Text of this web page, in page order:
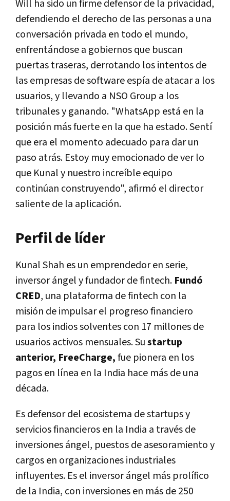
Will ha sido un firme defensor de la privacidad,
defendiendo el derecho de las personas a una
conversación privada en todo el mundo,
enfrentándose a gobiernos que buscan
puertas traseras, derrotando los intentos de
las empresas de software espía de atacar a los
usuarios, y llevando a NSO Group a los
tribunales y ganando. "WhatsApp está en la
posición más fuerte en la que ha estado. Sentí
que era el momento adecuado para dar un
paso atrás. Estoy muy emocionado de ver lo
que Kunal y nuestro increíble equipo
continúan construyendo", afirmó el director
saliente de la aplicación.
Perfil de líder
Kunal Shah es un emprendedor en serie,
inversor ángel y fundador de fintech. Fundó
CRED, una plataforma de fintech con la
misión de impulsar el progreso financiero
para los indios solventes con 17 millones de
usuarios activos mensuales. Sustartup
anterior, FreeCharge,fue pionera en los
pagos en línea en la India hace más de una
década.
Es defensor del ecosistema de startups y
servicios financieros en la India a través de
inversiones ángel, puestos de asesoramiento y
cargos en organizaciones industriales
influyentes. Es el inversor ángel más prolífico
de la India, con inversiones en más de 250